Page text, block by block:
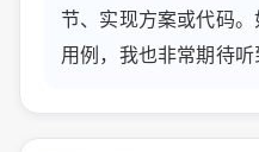
节、实现方案或代码
用例，我也非常期待听